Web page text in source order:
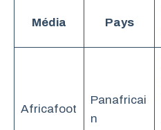
Média Pays
Africafoot
Panafricai
n